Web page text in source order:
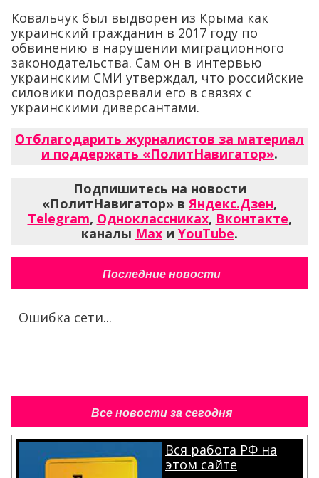
Ковальчук был выдворен из Крыма как
украинский гражданин в 2017 году по
обвинению в нарушении миграционного
законодательства. Сам он в интервью
украинским СМИ утверждал, что российские
силовики подозревали его в связях с
украинскими диверсантами.
Отблагодарить журналистов за материал
и поддержать «ПолитНавигатор».
Подпишитесь на новости
«ПолитНавигатор» вЯндекс.Дзен,
Telegram, Одноклассниках, Вконтакте,
каналы Max и YouTube.
Последние новости
Ошибка сети...
Все новости за сегодня
Вся работа РФ на
этом сайте